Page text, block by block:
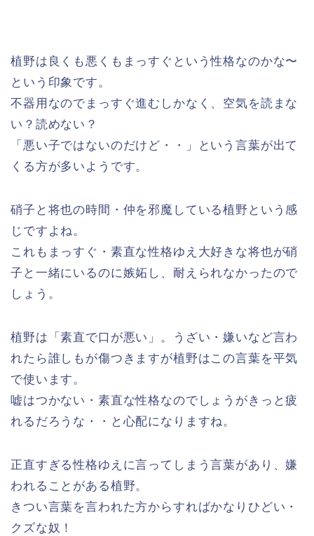
植野は良くも悪くもまっすぐという性格なのかな〜
という印象です。
不器用なのでまっすぐ進むしかなく、空気を読まな
い？読めない？
「悪い子ではないのだけど・・」という言葉が出て
くる方が多いようです。
硝子と将也の時間・仲を邪魔している植野という感
じですよね。
これもまっすぐ・素直な性格ゆえ大好きな将也が硝
子と一緒にいるのに嫉妬し、耐えられなかったので
しょう。
植野は「素直で口が悪い」。うざい・嫌いなど言わ
れたら誰しもが傷つきますが植野はこの言葉を平気
で使います。
嘘はつかない・素直な性格なのでしょうがきっと疲
れるだろうな・・と心配になりますね。
正直すぎる性格ゆえに言ってしまう言葉があり、嫌
われることがある植野。
きつい言葉を言われた方からすればかなりひどい・
クズな奴！